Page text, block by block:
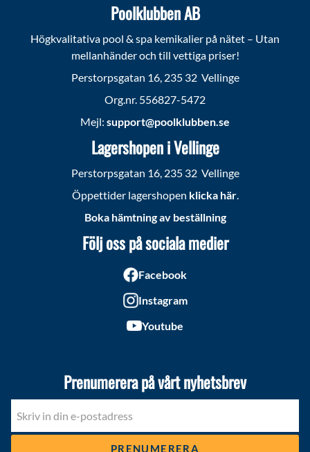
Poolklubben AB
Högkvalitativa pool & spa kemikalier på nätet – Utan
mellanhänder och till vettiga priser!
Perstorpsgatan 16, 235 32 Vellinge
Org.nr. 556827-5472
Mejl: support@poolklubben.se
Lagershopen i Vellinge
Perstorpsgatan 16, 235 32 Vellinge
Öppettider lagershopen klicka här.
Boka hämtning av beställning
Följ oss på sociala medier
Facebook
Instagram
Youtube
Prenumerera på vårt nyhetsbrev
PRENUMERERA